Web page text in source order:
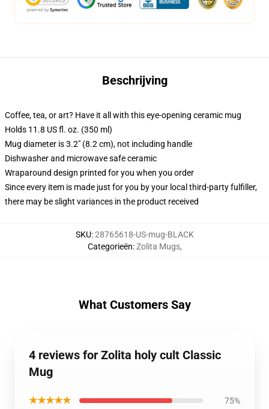
Beschrijving
Coffee, tea, or art? Have it all with this eye-opening ceramic mug
Holds 11.8 US fl. oz. (350 ml)
Mug diameter is 3.2" (8.2 cm), not including handle
Dishwasher and microwave safe ceramic
Wraparound design printed for you when you order
Since every item is made just for you by your local third-party fulfiller,
there may be slight variances in the product received
SKU:28765618-US-mug-BLACK
Categorieën:Zolita Mugs,
What Customers Say
4 reviews for Zolita holy cult Classic
Mug
★★★★★ 75%